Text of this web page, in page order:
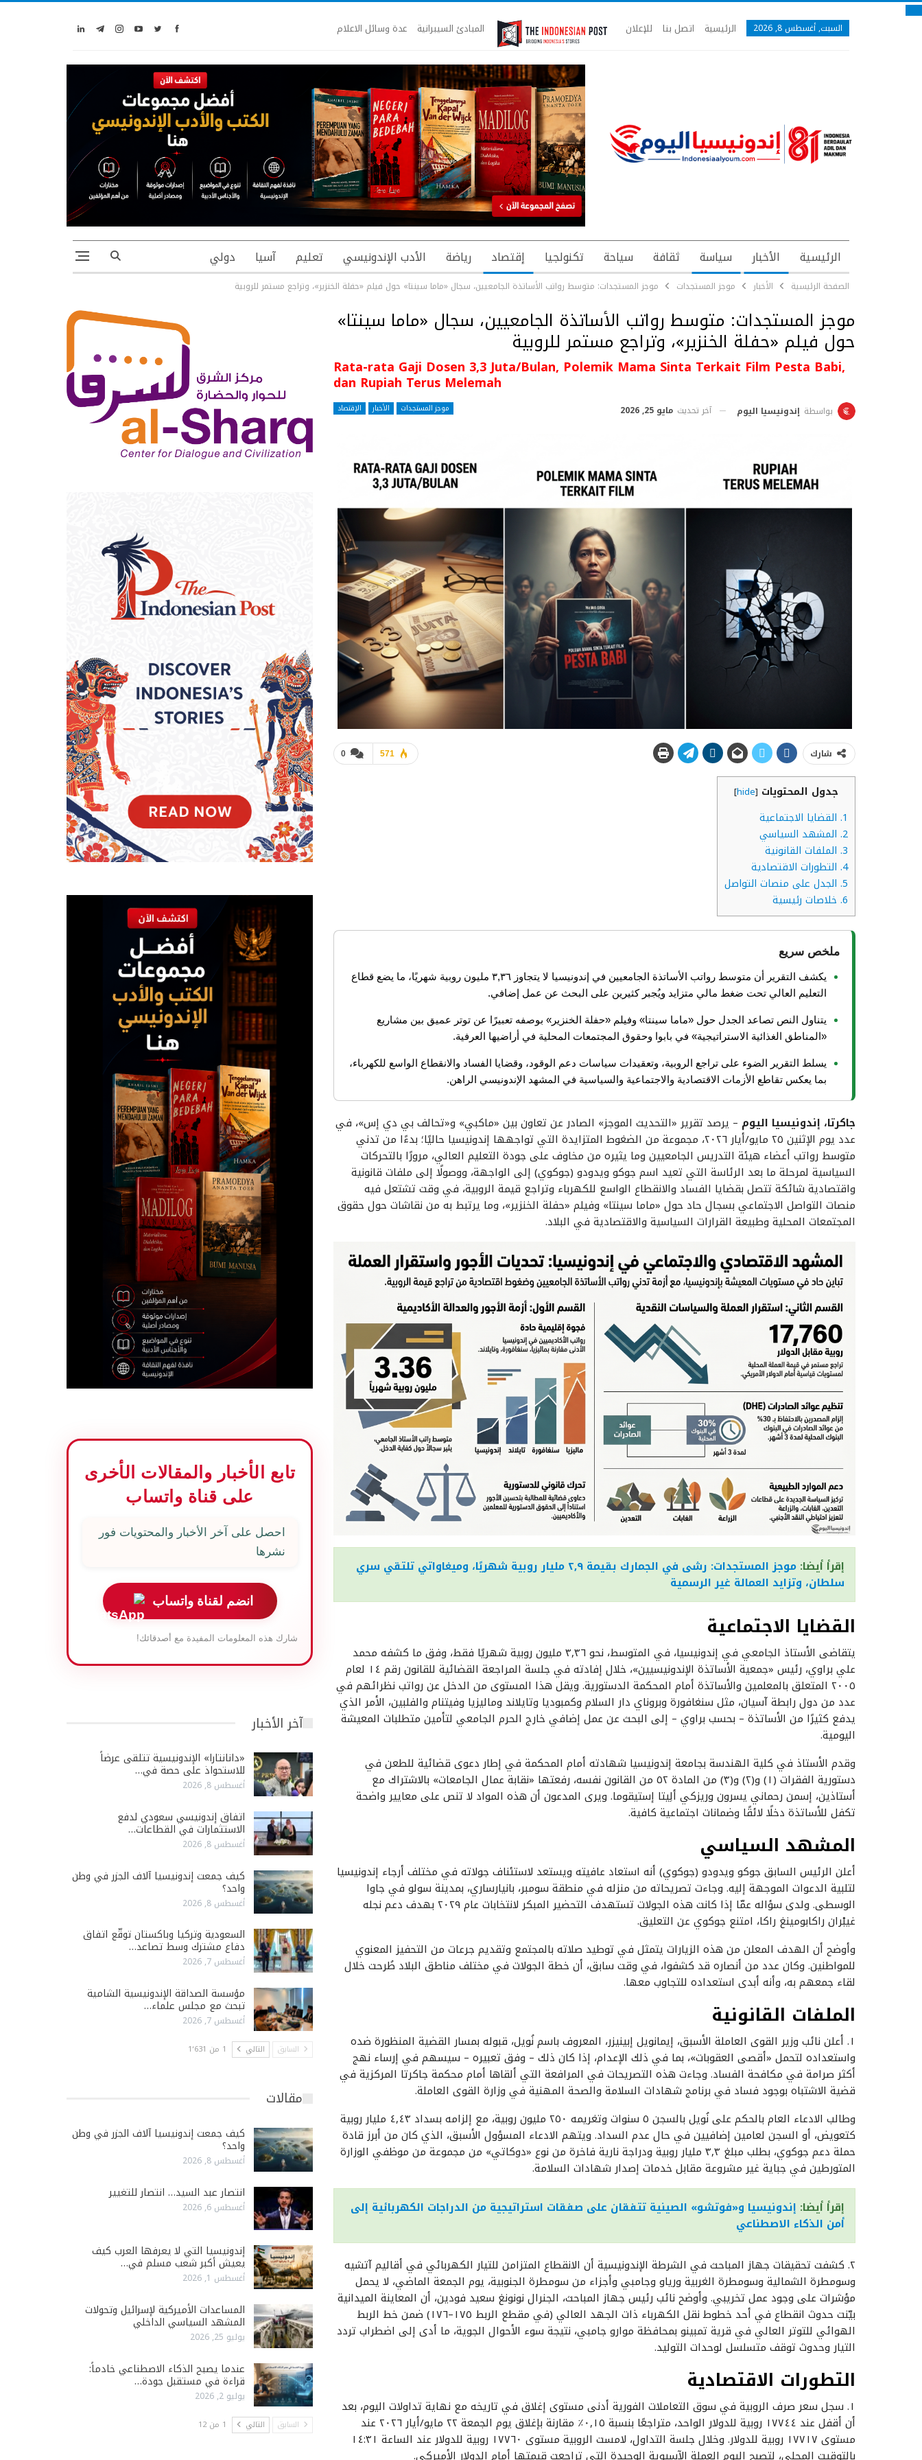
السبت, أغسطس 8, 2026 الرئيسية اتصل بنا للإعلان المبادئ السيبرانية عدة وسائل الاعلام
الرئيسية الأخبار سياسة ثقافة سياحة تكنولجيا إقتصاد رياضة الأدب الإندونيسي تعليم آسيا دولي
الصفحة الرئيسية الأخبار موجز المستجدات موجز المستجدات: متوسط رواتب الأساتذة الجامعيين، سجال «ماما سينتا» حول فيلم «حفلة الخنزير»، وتراجع مستمر للروبية
موجز المستجدات: متوسط رواتب الأساتذة الجامعيين، سجال «ماما سينتا»
حول فيلم «حفلة الخنزير»، وتراجع مستمر للروبية
Rata-rata Gaji Dosen 3,3 Juta/Bulan, Polemik Mama Sinta Terkait Film Pesta Babi,
dan Rupiah Terus Melemah
موجز المستجدات الأخبار الإقتصاد بواسطة إندونيسيا اليوم آخر تحديث مايو 25, 2026
0 571 شارك
جدول المحتويات [
hide
]
1. القضايا الاجتماعية
2. المشهد السياسي
3. الملفات القانونية
4. التطورات الاقتصادية
5. الجدل على منصات التواصل
6. خلاصات رئيسية
ملخص سريع
يكشف التقرير أن متوسط رواتب الأساتذة الجامعيين في إندونيسيا لا يتجاوز ٣,٣٦ مليون روبية شهريًا، ما يضع قطاع
التعليم العالي تحت ضغط مالي متزايد ويُجبر كثيرين على البحث عن عمل إضافي.
يتناول النص تصاعد الجدل حول «ماما سينتا» وفيلم «حفلة الخنزير» بوصفه تعبيرًا عن توتر عميق بين مشاريع
«المناطق الغذائية الاستراتيجية» في بابوا وحقوق المجتمعات المحلية في أراضيها العرفية.
يسلط التقرير الضوء على تراجع الروبية، وتعقيدات سياسات دعم الوقود، وقضايا الفساد والانقطاع الواسع للكهرباء،
بما يعكس تقاطع الأزمات الاقتصادية والاجتماعية والسياسية في المشهد الإندونيسي الراهن.
جاكرتا، إندونيسيا اليوم – يرصد تقرير «التحديث الموجز» الصادر عن تعاون بين «ماكبي» و«تحالف بي دي إس»، في
عدد يوم الإثنين ٢٥ مايو/أيار ٢٠٢٦، مجموعة من الضغوط المتزايدة التي تواجهها إندونيسيا حاليًا؛ بدءًا من تدني
متوسط رواتب أعضاء هيئة التدريس الجامعيين وما يثيره من مخاوف على جودة التعليم العالي، مرورًا بالتحركات
السياسية لمرحلة ما بعد الرئاسة التي تعيد اسم جوكو ويدودو (جوكوي) إلى الواجهة، ووصولًا إلى ملفات قانونية
واقتصادية شائكة تتصل بقضايا الفساد والانقطاع الواسع للكهرباء وتراجع قيمة الروبية، في وقت تشتعل فيه
منصات التواصل الاجتماعي بسجال حاد حول «ماما سينتا» وفيلم «حفلة الخنزير»، وما يرتبط به من نقاشات حول حقوق
المجتمعات المحلية وطبيعة القرارات السياسية والاقتصادية في البلاد.
إقرأ أيضا:
موجز المستجدات: رشى في الجمارك بقيمة ٢,٩ مليار روبية شهريًا، وميغاواتي تلتقي سري
سلطان، وتزايد العمالة غير الرسمية
القضايا الاجتماعية
يتقاضى الأستاذ الجامعي في إندونيسيا، في المتوسط، نحو ٣,٣٦ مليون روبية شهريًا فقط، وفق ما كشفه محمد
علي براوي، رئيس «جمعية الأساتذة الإندونيسيين»، خلال إفادته في جلسة المراجعة القضائية للقانون رقم ١٤ لعام
٢٠٠٥ المتعلق بالمعلمين والأساتذة أمام المحكمة الدستورية. ويقل هذا المستوى من الدخل عن رواتب نظرائهم في
عدد من دول رابطة آسيان، مثل سنغافورة وبروناي دار السلام وكمبوديا وتايلاند وماليزيا وفيتنام والفلبين، الأمر الذي
يدفع كثيرًا من الأساتذة – بحسب براوي – إلى البحث عن عمل إضافي خارج الحرم الجامعي لتأمين متطلبات المعيشة
اليومية.
وقدم الأستاذ في كلية الهندسة بجامعة إندونيسيا شهادته أمام المحكمة في إطار دعوى قضائية للطعن في
دستورية الفقرات (١) و(٢) و(٣) من المادة ٥٢ من القانون نفسه، رفعتها «نقابة عمال الجامعات» بالاشتراك مع
أستاذين، إسمن رحماني يسرون وريزكي ألِيتا إستيقوما. ويرى المدعون أن هذه المواد لا تنص على معايير واضحة
تكفل للأساتذة دخلًا لائقًا وضمانات اجتماعية كافية.
المشهد السياسي
أعلن الرئيس السابق جوكو ويدودو (جوكوي) أنه استعاد عافيته ويستعد لاستئناف جولاته في مختلف أرجاء إندونيسيا
لتلبية الدعوات الموجهة إليه. وجاءت تصريحاته من منزله في منطقة سومبر، بانيارساري، بمدينة سولو في جاوا
الوسطى. ولدى سؤاله عمّا إذا كانت هذه الجولات تستهدف التحضير المبكر لانتخابات عام ٢٠٢٩ بهدف دعم نجله
غيبْران راكابومينغ راكا، امتنع جوكوي عن التعليق.
وأوضح أن الهدف المعلن من هذه الزيارات يتمثل في توطيد صلاته بالمجتمع وتقديم جرعات من التحفيز المعنوي
للمواطنين. وكان عدد من أنصاره قد كشفوا، في وقت سابق، أن خطة الجولات في مختلف مناطق البلاد طُرحت خلال
لقاء جمعهم به، وأنه أبدى استعداده للتجاوب معها.
الملفات القانونية
١. أعلن نائب وزير القوى العاملة الأسبق، إيمانويل إبينيزر، المعروف باسم نُويل، قبوله بمسار القضية المنظورة ضده
واستعداده لتحمل «أقصى العقوبات»، بما في ذلك الإعدام، إذا كان ذلك – وفق تعبيره – سيسهم في إرساء نهج
أكثر صرامة في مكافحة الفساد. وجاءت هذه التصريحات في المرافعة التي ألقاها أمام محكمة جاكرتا المركزية في
قضية الاشتباه بوجود فساد في برنامج شهادات السلامة والصحة المهنية في وزارة القوى العاملة.
وطالب الادعاء العام بالحكم على نُويل بالسجن ٥ سنوات وتغريمه ٢٥٠ مليون روبية، مع إلزامه بسداد ٤,٤٣ مليار روبية
كتعويض، أو السجن لعامين إضافيين في حال عدم السداد. ويتهم الادعاء المسؤول الأسبق، الذي كان من أبرز قادة
حملة دعم جوكوي، بطلب مبلغ ٣,٣ مليار روبية ودراجة نارية فاخرة من نوع «دوكاتي» من مجموعة من موظفي الوزارة
المتورطين في جباية غير مشروعة مقابل خدمات إصدار شهادات السلامة.
إقرأ أيضا: إندونيسيا و«فوتشو» الصينية تتفقان على صفقات استراتيجية من الدراجات الكهربائية إلى
أمن الذكاء الاصطناعي
٢. كشفت تحقيقات جهاز المباحث في الشرطة الإندونيسية أن الانقطاع المتزامن للتيار الكهربائي في أقاليم آتشيه
وسومطرة الشمالية وسومطرة الغربية ورياو وجامبي وأجزاء من سومطرة الجنوبية، يوم الجمعة الماضي، لا يحمل
مؤشرات على وجود عمل تخريبي. وأوضح نائب رئيس جهاز المباحث، الجنرال نونونغ سعيد فودين، أن المعاينة الميدانية
بيّنت حدوث انقطاع في أحد خطوط نقل الكهرباء ذات الجهد العالي (في مقطع الربط ١٧٥–١٧٦) ضمن خط الربط
الهوائي للتوتر العالي في قرية تمبينو بمحافظة موارو جامبي، نتيجة سوء الأحوال الجوية، ما أدى إلى اضطراب تردد
التيار وحدوث توقف متسلسل لوحدات التوليد.
التطورات الاقتصادية
١. سجل سعر صرف الروبية في سوق التعاملات الفورية أدنى مستوى إغلاق في تاريخه مع نهاية تداولات اليوم، بعد
أن أقفل عند ١٧٧٤٤ روبية للدولار الواحد، متراجعًا بنسبة ٠,١٥٪ مقارنة بإغلاق يوم الجمعة ٢٢ مايو/أيار ٢٠٢٦ عند
مستوى ١٧٧١٧ روبية للدولار. وخلال جلسة التداول، لامست الروبية مستوى ١٧٧٦٠ روبية للدولار عند الساعة ١٤:٣١
بالتوقيت المحلي، لتصبح اليوم العملة الآسيوية الوحيدة التي تراجعت قيمتها أمام الدولار الأميركي.
تابع الأخبار والمقالات الأخرى
على قناة واتساب
احصل على آخر الأخبار والمحتويات فور
نشرها
انضم لقناة واتساب
شارك هذه المعلومات المفيدة مع أصدقائك!
آخر الأخبار
«دانانتارا» الإندونيسية تتلقى عرضاً
للاستحواذ على حصة في…
أغسطس 8, 2026
اتفاق إندونيسي سعودي لدفع
الاستثمارات في القطاعات…
أغسطس 8, 2026
كيف جمعت إندونيسيا آلاف الجزر في وطن
واحد؟
أغسطس 8, 2026
السعودية وتركيا وباكستان توقّع اتفاق
دفاع مشترك وسط تصاعد…
أغسطس 7, 2026
مؤسسة الصداقة الإندونيسية الشامية
تبحث مع مجلس علماء…
أغسطس 7, 2026
السابق التالي 1 من 1٬631
مقالات
كيف جمعت إندونيسيا آلاف الجزر في وطن
واحد؟
أغسطس 8, 2026
انتصار عبد السيد… انتصار للتغيير
أغسطس 6, 2026
إندونيسيا التي لا يعرفها العرب كيف
يعيش أكبر شعب مسلم في…
أغسطس 1, 2026
المساعدات الأميركية لإسرائيل وتحولات
المشهد السياسي الداخلي
يوليو 25, 2026
عندما يصبح الذكاء الاصطناعي خادماً:
قراءة في مستقبل جودة…
يوليو 2, 2026
السابق التالي 1 من 12